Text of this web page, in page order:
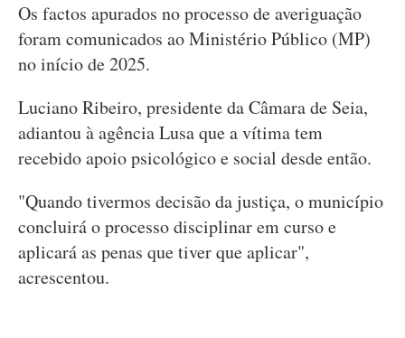
Os factos apurados no processo de averiguação
foram comunicados ao Ministério Público (MP)
no início de 2025.
Luciano Ribeiro, presidente da Câmara de Seia,
adiantou à agência Lusa que a vítima tem
recebido apoio psicológico e social desde então.
"Quando tivermos decisão da justiça, o município
concluirá o processo disciplinar em curso e
aplicará as penas que tiver que aplicar",
acrescentou.